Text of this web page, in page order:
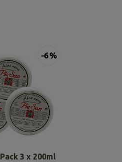
-6 %
3 x 200ml